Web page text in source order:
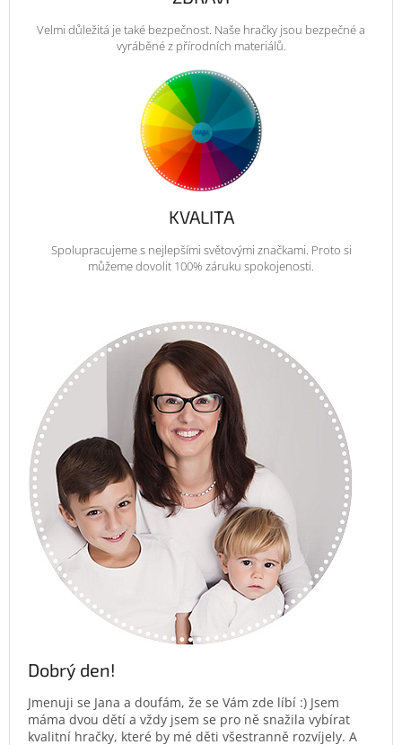
Velmi důležitá je také bezpečnost. Naše hračky jsou bezpečné a
vyráběné z přírodních materiálů.
KVALITA
Spolupracujeme s nejlepšími světovými značkami. Proto si
můžeme dovolit 100% záruku spokojenosti.
Dobrý den!
Jmenuji se Jana a doufám, že se Vám zde líbí :) Jsem
máma dvou dětí a vždy jsem se pro ně snažila vybírat
kvalitní hračky, které by mé děti všestranně rozvíjely. A